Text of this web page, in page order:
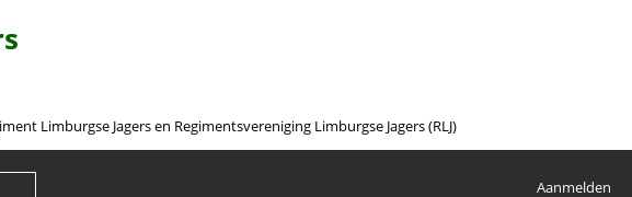
Limburgse Jagers en Regimentsvereniging Limburgse Jagers (RLJ)
Aanmelden